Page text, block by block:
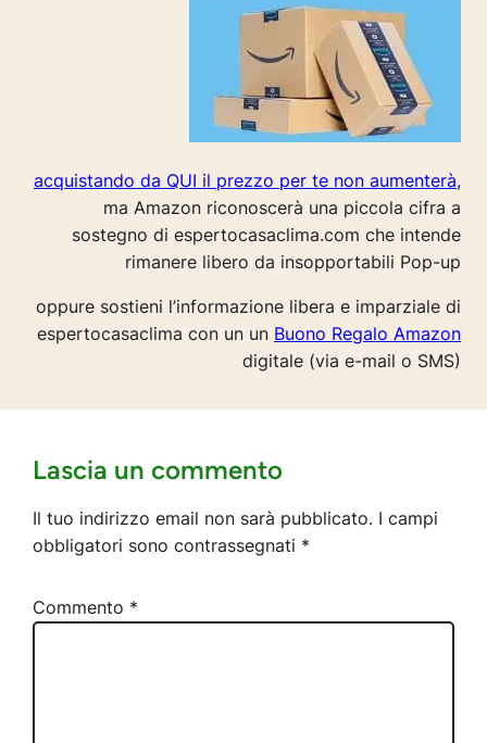
acquistando da QUI il prezzo per te non aumenterà,
ma Amazon riconoscerà una piccola cifra a
sostegno di espertocasaclima.com che intende
rimanere libero da insopportabili Pop-up
oppure sostieni l’informazione libera e imparziale di
espertocasaclima con un un Buono Regalo Amazon
digitale (via e-mail o SMS)
Lascia un commento
Il tuo indirizzo email non sarà pubblicato. I campi
obbligatori sono contrassegnati *
Commento *